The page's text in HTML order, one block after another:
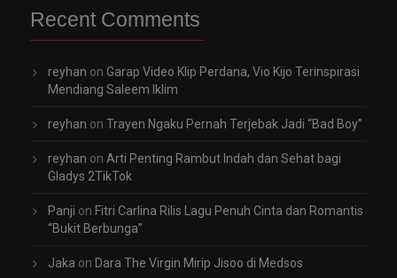
Recent Comments
reyhan on Garap Video Klip Perdana, Vio Kijo Terinspirasi
Mendiang Saleem Iklim
reyhan on Trayen Ngaku Pernah Terjebak Jadi “Bad Boy”
reyhan on Arti Penting Rambut Indah dan Sehat bagi
Gladys 2TikTok
Panji on Fitri Carlina Rilis Lagu Penuh Cinta dan Romantis
“Bukit Berbunga”
Jaka on Dara The Virgin Mirip Jisoo di Medsos